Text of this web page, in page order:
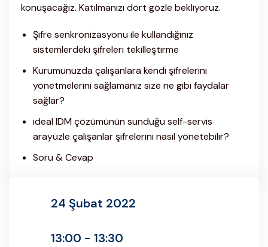
konuşacağız. Katılmanızı dört gözle bekliyoruz.
Şifre senkronizasyonu ile kullandığınız
sistemlerdeki şifreleri tekilleştirme
Kurumunuzda çalışanlara kendi şifrelerini
yönetmelerini sağlamanız size ne gibi faydalar
sağlar?
ideal IDM çözümünün sunduğu self-servis
arayüzle çalışanlar şifrelerini nasıl yönetebilir?
Soru & Cevap
24 Şubat 2022
13:00 - 13:30